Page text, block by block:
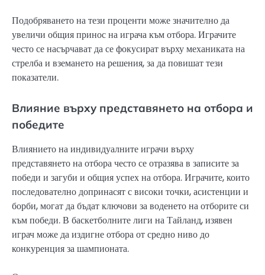
Подобряването на тези проценти може значително да
увеличи общия принос на играча към отбора. Играчите
често се насърчават да се фокусират върху механиката на
стрелба и вземането на решения, за да повишат тези
показатели.
Влияние върху представянето на отбора и
победите
Влиянието на индивидуалните играчи върху
представянето на отбора често се отразява в записите за
победи и загуби и общия успех на отбора. Играчите, които
последователно допринасят с високи точки, асистенции и
борби, могат да бъдат ключови за воденето на отборите си
към победи. В баскетболните лиги на Тайланд, изявен
играч може да издигне отбора от средно ниво до
конкуренция за шампионата.